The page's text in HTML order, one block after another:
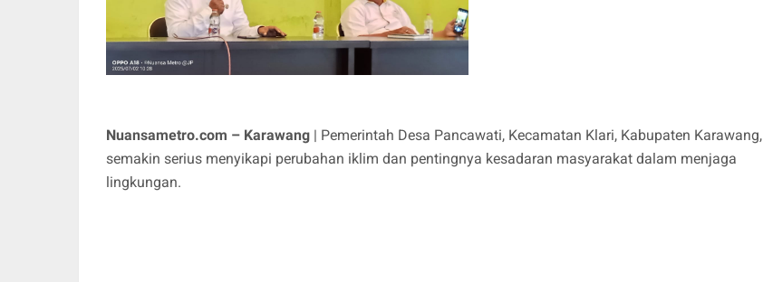
Nuansametro.com – Karawang | Pemerintah Desa Pancawati, Kecamatan Klari, Kabupaten Karawang,
semakin serius menyikapi perubahan iklim dan pentingnya kesadaran masyarakat dalam menjaga
lingkungan.